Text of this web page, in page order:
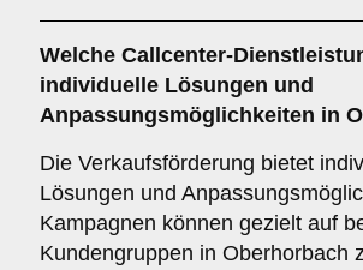
Welche Callcenter-
individuelle Lösungen und
Anpassungsmöglichkeiten in
Die Verkaufsförderung bietet
Lösungen und
Kampagnen können gezielt auf
Kundengruppen in Oberhorbach